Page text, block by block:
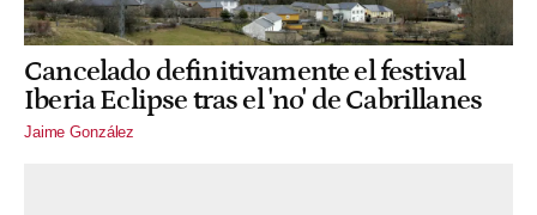
Cancelado definitivamente el festival
Iberia Eclipse tras el 'no' de Cabrillanes
Jaime González